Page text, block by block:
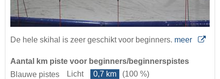
De hele skihal is zeer geschikt voor beginners. meer
Aantal km piste voor beginners/beginnerspistes
Blauwe pistes
Licht 0,7 km
(100 %)